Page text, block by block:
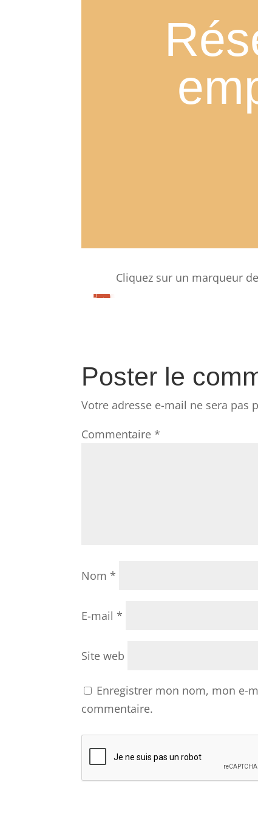
Cliquez sur un marqueur




Poster le
Votre adresse e-mail ne sera pas
Commentaire *
Nom *
E-mail *
Site web
Enregistrer mon nom, mon e-
commentaire.